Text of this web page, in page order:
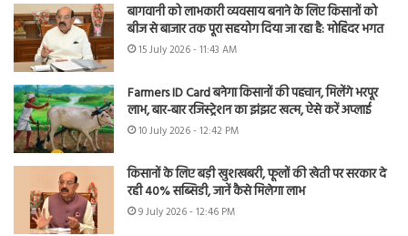
बागवानी को लाभकारी व्यवसाय बनाने के लिए किसानों को
बीज से बाजार तक पूरा सहयोग दिया जा रहा है: मोहिंदर भगत
15 July 2026 - 11:43 AM
Farmers ID Card बनेगा किसानों की पहचान, मिलेंगे भरपूर
लाभ, बार-बार रजिस्ट्रेशन का झंझट खत्म, ऐसे करें अप्लाई
10 July 2026 - 12:42 PM
किसानों के लिए बड़ी खुशखबरी, फूलों की खेती पर सरकार दे
रही 40% सब्सिडी, जानें कैसे मिलेगा लाभ
9 July 2026 - 12:46 PM